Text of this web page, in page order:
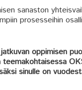
sanaston
prosesseihin
oppimisen
sinulle on